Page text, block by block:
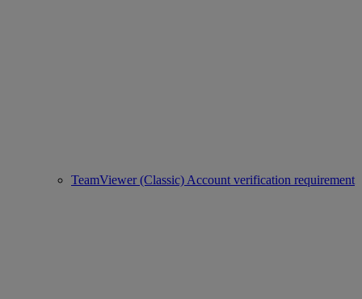
TeamViewer (Classic) Account verification requirement